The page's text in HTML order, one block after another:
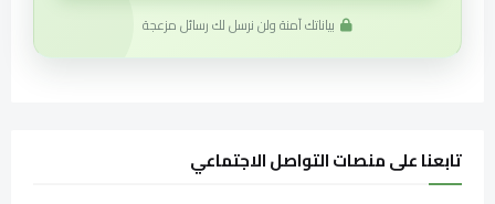
بياناتك آمنة ولن نرسل لك رسائل مزعجة
تابعنا على منصات التواصل الاجتماعي